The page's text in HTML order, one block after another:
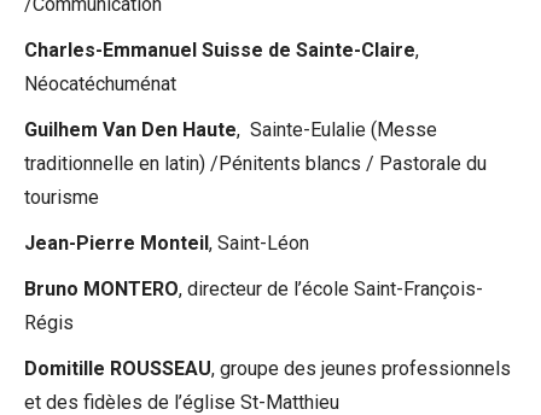
Charles-Emmanuel Suisse de Sainte-Claire,
Néocatéchuménat
Guilhem Van Den Haute, Sainte-Eulalie (Messe
traditionnelle en latin) /Pénitents blancs / Pastorale du
tourisme
Jean-Pierre Monteil, Saint-Léon
Bruno MONTERO, directeur de l’école Saint-François-
Régis
Domitille ROUSSEAU, groupe des jeunes professionnels
et des fidèles de l’église St-Matthieu